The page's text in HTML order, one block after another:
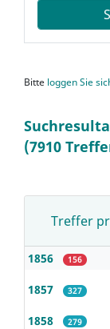
Bitte loggen Sie
(7910
Treffer
1856 156
1857 327
1858 279